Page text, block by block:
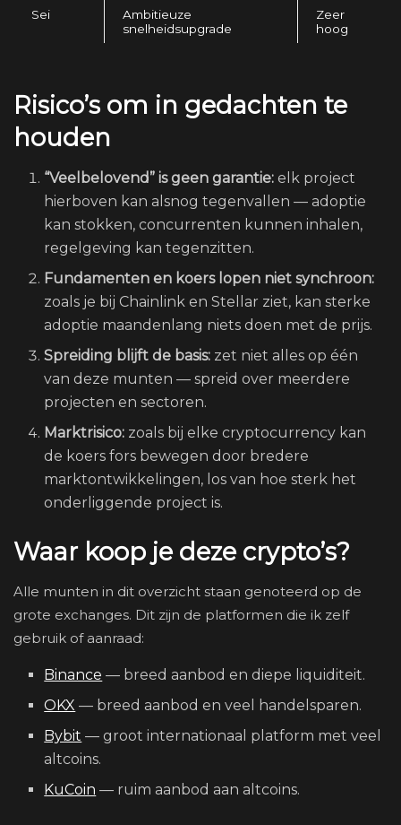
Sei
Ambitieuze
snelheidsupgrade
Zeer
hoog
Risico’s om in gedachten te
houden
“Veelbelovend” is geen garantie: elk project
hierboven kan alsnog tegenvallen — adoptie
kan stokken, concurrenten kunnen inhalen,
regelgeving kan tegenzitten.
Fundamenten en koers lopen niet synchroon:
zoals je bij Chainlink en Stellar ziet, kan sterke
adoptie maandenlang niets doen met de prijs.
Spreiding blijft de basis: zet niet alles op één
van deze munten — spreid over meerdere
projecten en sectoren.
Marktrisico: zoals bij elke cryptocurrency kan
de koers fors bewegen door bredere
marktontwikkelingen, los van hoe sterk het
onderliggende project is.
Waar koop je deze crypto’s?
Alle munten in dit overzicht staan genoteerd op de
grote exchanges. Dit zijn de platformen die ik zelf
gebruik of aanraad:
Binance — breed aanbod en diepe liquiditeit.
OKX — breed aanbod en veel handelsparen.
Bybit — groot internationaal platform met veel
altcoins.
KuCoin — ruim aanbod aan altcoins.